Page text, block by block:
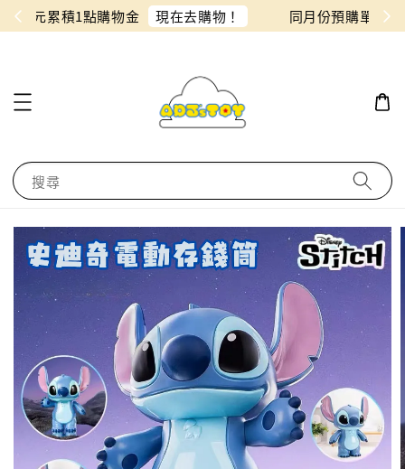
！ 同月份預購單免費合併！只需付一筆運費
搜尋